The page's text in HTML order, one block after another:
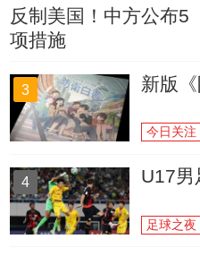
反制美国！中方公布5
项措施
3 新版
今日关注
4 U17男
足球之夜